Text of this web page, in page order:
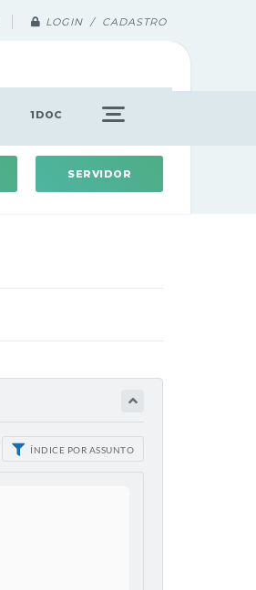
LOGIN / CADASTRO
1DOC
SERVIDOR
ÍNDICE POR ASSUNTO